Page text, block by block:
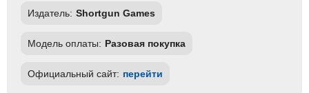
Издатель: Shortgun Games
Модель оплаты: Разовая покупка
Официальный сайт: перейти